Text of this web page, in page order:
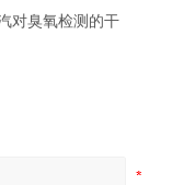
对臭氧检测的干